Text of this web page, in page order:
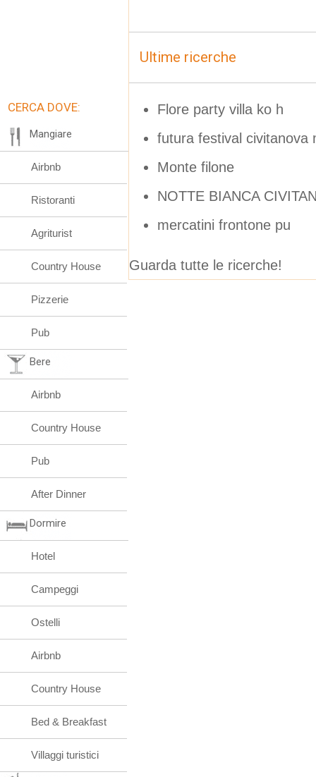
Ultime ricerche
Flore party villa ko h
futura festival civitanova
Monte filone
NOTTE BIANCA
mercatini frontone pu
Guarda tutte le ricerche!
CERCA DOVE:
Mangiare
Airbnb
Ristoranti
Agriturist
Country House
Pizzerie
Pub
Bere
Airbnb
Country House
Pub
After Dinner
Dormire
Hotel
Campeggi
Ostelli
Airbnb
Country House
Bed & Breakfast
Villaggi turistici